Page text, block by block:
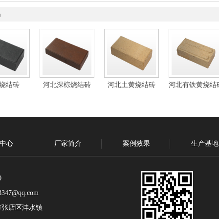
结砖 河北深棕烧结砖 河北土黄烧结砖 河北有铁黄烧结
心 厂家简介 案例效果 生产基地
店区沣水镇